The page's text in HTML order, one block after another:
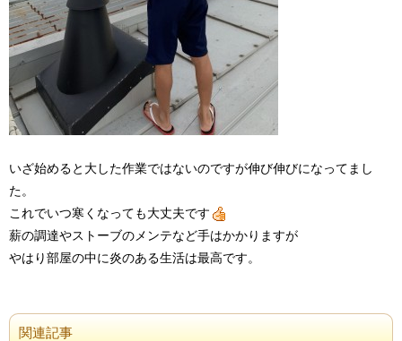
いざ始めると大した作業ではないのですが伸び伸びになってまし
た。
これでいつ寒くなっても大丈夫です
薪の調達やストーブのメンテなど手はかかりますが
やはり部屋の中に炎のある生活は最高です。
関連記事